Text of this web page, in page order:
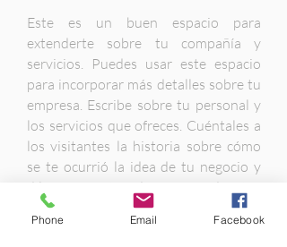
Este es un buen espacio para
extenderte sobre tu compañía y
servicios. Puedes usar este espacio
para incorporar más detalles sobre tu
empresa. Escribe sobre tu personal y
los servicios que ofreces. Cuéntales a
los visitantes la historia sobre cómo
se te ocurrió la idea de tu negocio y
diles qué te diferencia de tus
competidores. Haz que tu empresa se
destaque y muestra a tus visitantes
Phone Email Facebook